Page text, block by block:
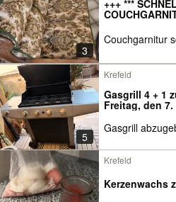
3
+++ ***
COUCHGARNITUR ZU
Couchgarnitur
5
Krefeld
Gasgrill 4 + 1
Freitag, den
Gasgrill
Krefeld
Kerzenwachs